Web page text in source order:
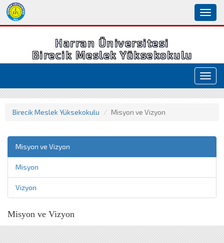
Harran Üniversitesi
Birecik Meslek Yüksekokulu
Birecik Meslek Yüksekokulu Misyon ve Vizyon
Misyon ve Vizyon
Misyon
Vizyon
Misyon ve Vizyon